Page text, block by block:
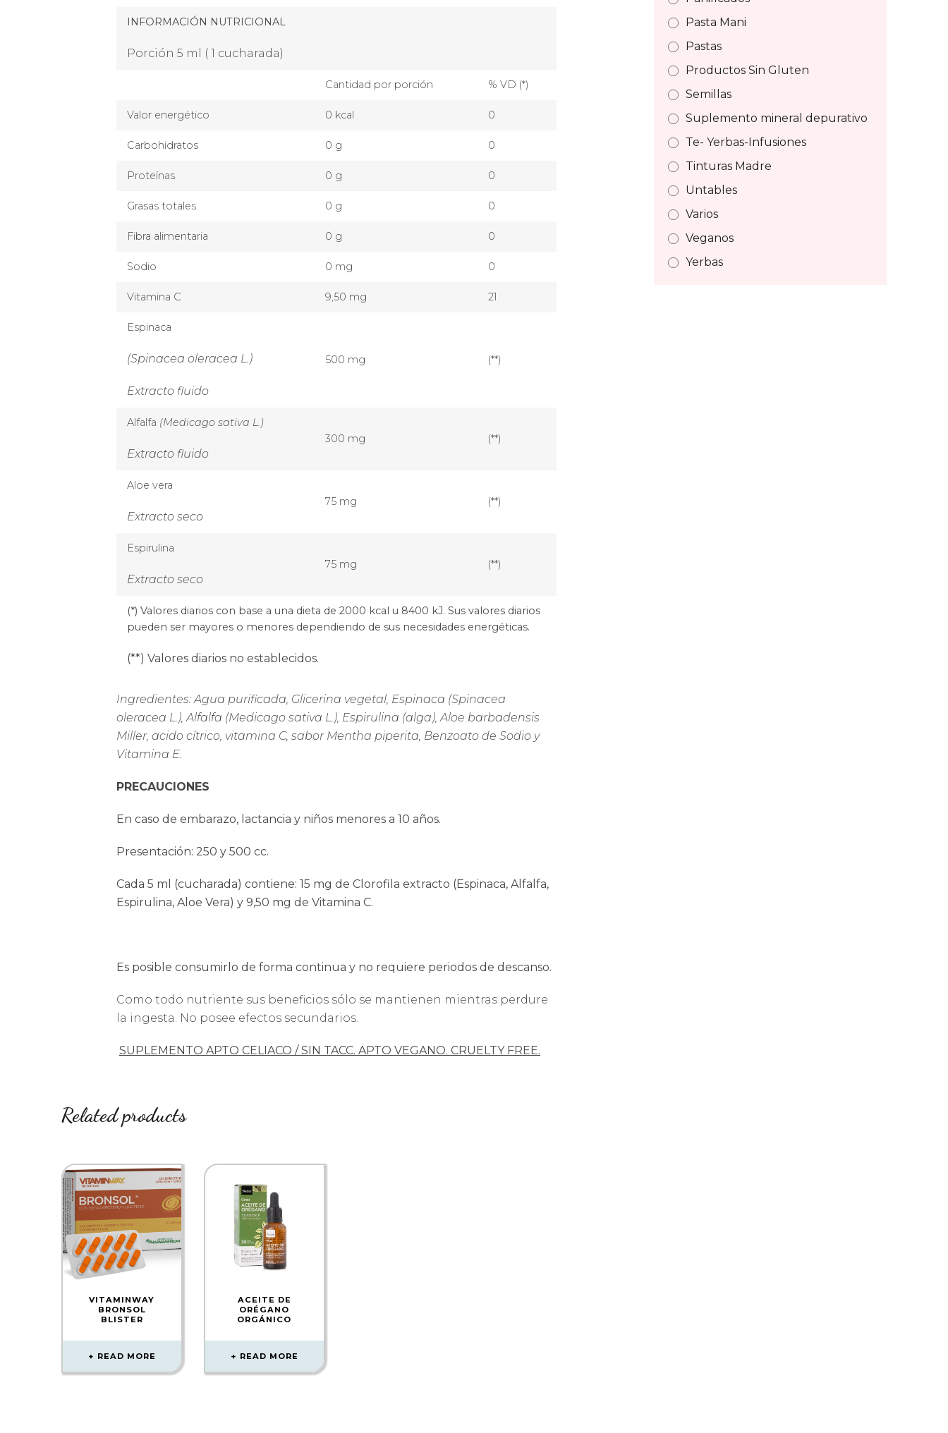
INFORMACIÓN NUTRICIONAL
Porción 5 ml ( 1 cucharada)
Cantidad por porción % VD (*)
Valor energético 0 kcal 0
Carbohidratos 0 g 0
Proteínas 0 g 0
Grasas totales 0 g 0
Fibra alimentaria 0 g 0
Sodio 0 mg 0
Vitamina C 9,50 mg 21
Espinaca
(Spinacea oleracea L.)
Extracto fluido
500 mg (**)
Alfalfa (Medicago sativa L.)
Extracto fluido
300 mg (**)
Aloe vera
Extracto seco
75 mg (**)
Espirulina
Extracto seco
75 mg (**)
(*) Valores diarios con base a una dieta de 2000 kcal u 8400 kJ. Sus valores diarios
pueden ser mayores o menores dependiendo de sus necesidades energéticas.
(**) Valores diarios no establecidos.
Ingredientes: Agua purificada, Glicerina vegetal, Espinaca (Spinacea
oleracea L.), Alfalfa (Medicago sativa L.), Espirulina (alga), Aloe barbadensis
Miller, acido cítrico, vitamina C, sabor Mentha piperita, Benzoato de Sodio y
Vitamina E.
PRECAUCIONES
En caso de embarazo, lactancia y niños menores a 10 años.
Presentación: 250 y 500 cc.
Cada 5 ml (cucharada) contiene: 15 mg de Clorofila extracto (Espinaca, Alfalfa,
Espirulina, Aloe Vera) y 9,50 mg de Vitamina C.
Es posible consumirlo de forma continua y no requiere periodos de descanso.
Como todo nutriente sus beneficios sólo se mantienen mientras perdure
la ingesta. No posee efectos secundarios.
SUPLEMENTO APTO CELIACO / SIN TACC. APTO VEGANO. CRUELTY FREE.
Related products
VITAMINWAY
BRONSOL
BLISTER
READ MORE
ACEITE DE
ORÉGANO
ORGÁNICO
READ MORE
Pasta Mani
Pastas
Productos Sin Gluten
Semillas
Suplemento mineral depurativo
Te- Yerbas-Infusiones
Tinturas Madre
Untables
Varios
Veganos
Yerbas